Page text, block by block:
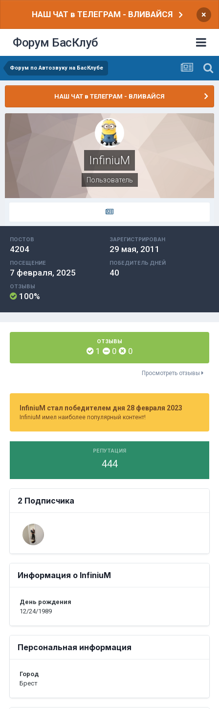
НАШ ЧАТ в ТЕЛЕГРАМ - ВЛИВАЙСЯ ×
Форум БасКлуб
Форум по Автозвуку на БасКлубе
НАШ ЧАТ в ТЕЛЕГРАМ - ВЛИВАЙСЯ
InfiniuM
Пользователь
ПОСТОВ
4204
ЗАРЕГИСТРИРОВАН
29 мая, 2011
ПОСЕЩЕНИЕ
7 февраля, 2025
ПОБЕДИТЕЛЬ ДНЕЙ
40
ОТЗЫВЫ
100%
ОТЗЫВЫ
1 0 0
Просмотреть отзывы
InfiniuM стал победителем дня 28 февраля 2023
InfiniuM имел наиболее популярный контент!
РЕПУТАЦИЯ
444
2 Подписчика
Информация о InfiniuM
День рождения
12/24/1989
Персональная информация
Город
Брест